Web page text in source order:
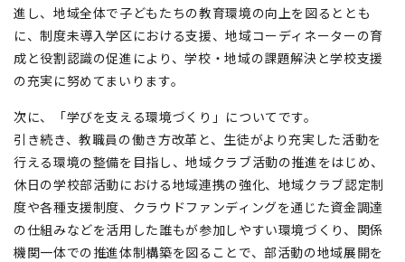
進し、地域全体で子どもたちの教育環境の向上を図るととも
に、制度未導入学区における支援、地域コーディネーターの育
成と役割認識の促進により、学校・地域の課題解決と学校支援
の充実に努めてまいります。
次に、「学びを支える環境づくり」についてです。
引き続き、教職員の働き方改革と、生徒がより充実した活動を
行える環境の整備を目指し、地域クラブ活動の推進をはじめ、
休日の学校部活動における地域連携の強化、地域クラブ認定制
度や各種支援制度、クラウドファンディングを通じた資金調達
の仕組みなどを活用した誰もが参加しやすい環境づくり、関係
機関一体での推進体制構築を図ることで、部活動の地域展開を